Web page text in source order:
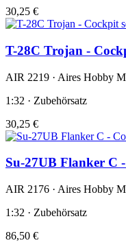
30,25 €
T-28C Trojan -
AIR 2219 · Aires Hobby
1:32 · Zubehörsatz
30,25 €
Su-27UB Flanker C
AIR 2176 · Aires Hobby
1:32 · Zubehörsatz
86,50 €